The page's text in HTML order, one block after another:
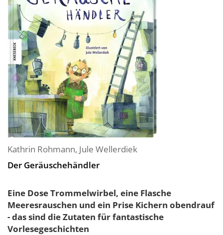
Kathrin Rohmann, Jule Wellerdiek
Der Geräuschehändler
Eine Dose Trommelwirbel, eine Flasche
Meeresrauschen und ein Prise Kichern obendrauf
- das sind die Zutaten für fantastische
Vorlesegeschichten